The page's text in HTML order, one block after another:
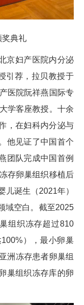
奖典礼
京妇产医院内分泌
引荐，拉贝教授于
医院阮祥燕国际专
学客座教授。十余
，在妇科内分泌与
他见证了中国首个
团队完成中国首例
存卵巢组织移植后
儿诞生（2021年）
域空白。截至2025
组织冻存超过810
），最小卵巢
洲冻存患者卵巢组
巢组织冻存库的卵